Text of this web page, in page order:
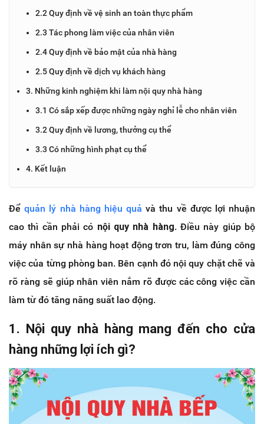
2.2 Quy định về vệ sinh an toàn thực phẩm
2.3 Tác phong làm việc của nhân viên
2.4 Quy định về bảo mật của nhà hàng
2.5 Quy định về dịch vụ khách hàng
3. Những kinh nghiệm khi làm nội quy nhà hàng
3.1 Có sắp xếp được những ngày nghỉ lễ cho nhân viên
3.2 Quy định về lương, thưởng cụ thể
3.3 Có những hình phạt cụ thể
4. Kết luận
Đểquản lý nhà hàng hiệu quả và thu về được lợi nhuận
cao thì cần phải có nội quy nhà hàng. Điều này giúp bộ
máy nhân sự nhà hàng hoạt động trơn tru, làm đúng công
việc của từng phòng ban. Bên cạnh đó nội quy chặt chẽ và
rõ ràng sẽ giúp nhân viên nắm rõ được các công việc cần
làm từ đó tăng năng suất lao động.
1. Nội quy nhà hàng mang đến cho cửa
hàng những lợi ích gì?